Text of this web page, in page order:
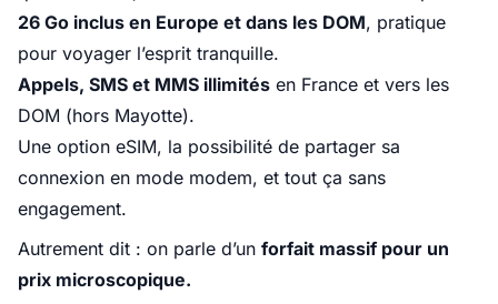
26 Go inclus en Europe et dans les DOM, pratique
pour voyager l’esprit tranquille.
Appels, SMS et MMS illimités en France et vers les
DOM (hors Mayotte).
Une option eSIM, la possibilité de partager sa
connexion en mode modem, et tout ça sans
engagement.
Autrement dit : on parle d’un forfait massif pour un
prix microscopique.